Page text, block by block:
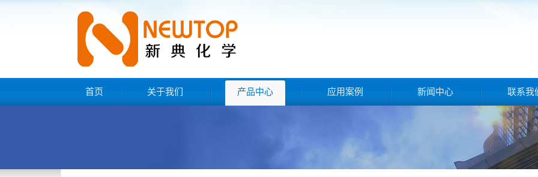
首页 关于我们 产品中心 应用案例 新闻中心 联系我